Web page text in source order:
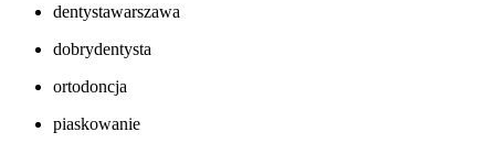
dentystawarszawa
dobrydentysta
ortodoncja
piaskowanie